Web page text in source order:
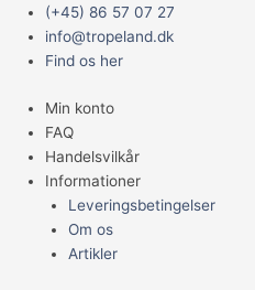
indholdet
(+45) 86 57 07 27
info@tropeland.dk
Find os her
Min konto
FAQ
Handelsvilkår
Informationer
Leveringsbetingelser
Om os
Artikler
Main
Menu